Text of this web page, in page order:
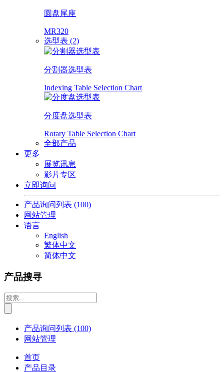
圆盘尾座
MR320
选型表 (2)
分割器选型表
Indexing Table Selection Chart
分度盘选型表
Rotary Table Selection Chart
全部产品
更多
展览讯息
影片专区
立即询问
产品询问列表 (100)
网站管理
语言
English
繁体中文
简体中文
产品搜寻
产品询问列表 (100)
网站管理
首页
产品目录